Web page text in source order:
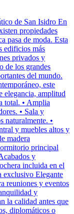
de San Isidro En
propiedades
pasa de moda. Esta
edificios más
privados y
de los grandes
del mundo.
este
elegancia, amplitud
total. • Amplia
• Sala y
naturalmente. •
y muebles altos y
madera
principal
y
incluida en el
exclusivo Elegante
reuniones y eventos
y
la calidad antes que
diplomáticos o